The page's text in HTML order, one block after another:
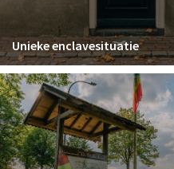
Unieke enclavesituatie